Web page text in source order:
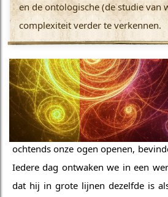
en de ontologische (de studie van
complexiteit verder te verkennen.
ochtends onze ogen openen,
Iedere dag ontwaken we in een
dat hij in grote lijnen dezelfde is